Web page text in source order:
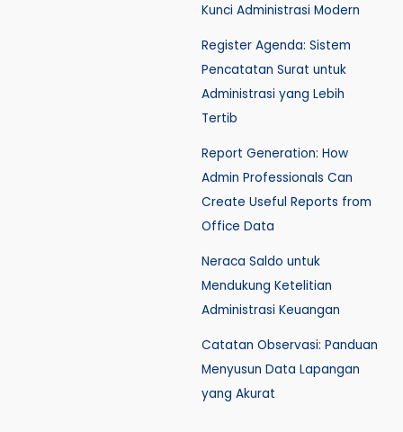
Kunci Administrasi Modern
Register Agenda: Sistem
Pencatatan Surat untuk
Administrasi yang Lebih
Tertib
Report Generation: How
Admin Professionals Can
Create Useful Reports from
Office Data
Neraca Saldo untuk
Mendukung Ketelitian
Administrasi Keuangan
Catatan Observasi: Panduan
Menyusun Data Lapangan
yang Akurat